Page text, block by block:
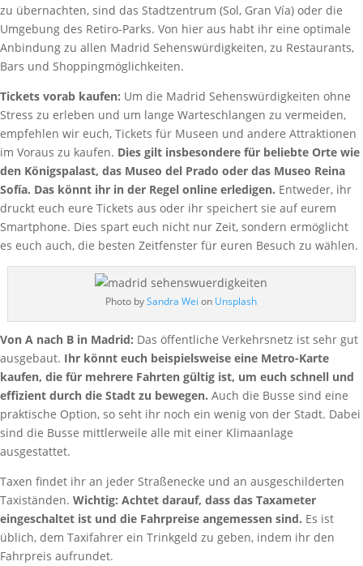
zu übernachten, sind das Stadtzentrum (Sol, Gran Vía) oder die
Umgebung des Retiro-Parks. Von hier aus habt ihr eine optimale
Anbindung zu allen Madrid Sehenswürdigkeiten, zu Restaurants,
Bars und Shoppingmöglichkeiten.
Tickets vorab kaufen: Um die Madrid Sehenswürdigkeiten ohne
Stress zu erleben und um lange Warteschlangen zu vermeiden,
empfehlen wir euch, Tickets für Museen und andere Attraktionen
im Voraus zu kaufen. Dies gilt insbesondere für beliebte Orte wie
den Königspalast, das Museo del Prado oder das Museo Reina
Sofía. Das könnt ihr in der Regel online erledigen. Entweder, ihr
druckt euch eure Tickets aus oder ihr speichert sie auf eurem
Smartphone. Dies spart euch nicht nur Zeit, sondern ermöglicht
es euch auch, die besten Zeitfenster für euren Besuch zu wählen.
Photo bySandra Wei on Unsplash
Von A nach B in Madrid: Das öffentliche Verkehrsnetz ist sehr gut
ausgebaut. Ihr könnt euch beispielsweise eine Metro-Karte
kaufen, die für mehrere Fahrten gültig ist, um euch schnell und
effizient durch die Stadt zu bewegen. Auch die Busse sind eine
praktische Option, so seht ihr noch ein wenig von der Stadt. Dabei
sind die Busse mittlerweile alle mit einer Klimaanlage
ausgestattet.
Taxen findet ihr an jeder Straßenecke und an ausgeschilderten
Taxiständen. Wichtig: Achtet darauf, dass das Taxameter
eingeschaltet ist und die Fahrpreise angemessen sind. Es ist
üblich, dem Taxifahrer ein Trinkgeld zu geben, indem ihr den
Fahrpreis aufrundet.